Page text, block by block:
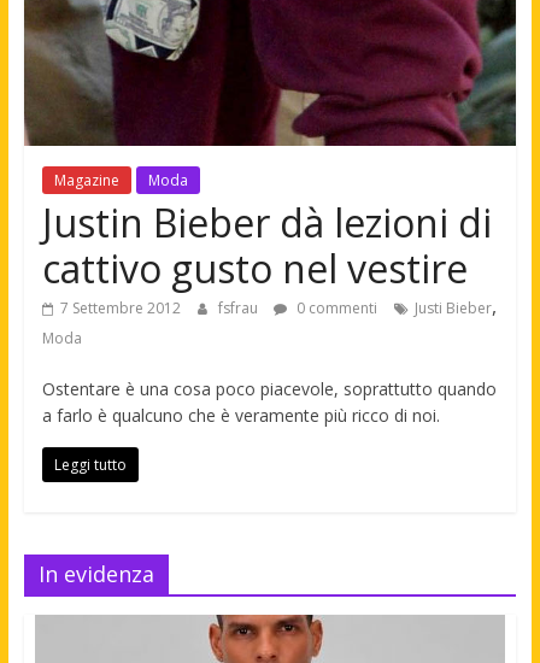
Magazine Moda
Justin Bieber dà lezioni di
cattivo gusto nel vestire
7 Settembre 2012 fsfrau 0 commenti Justi Bieber,
Moda
Ostentare è una cosa poco piacevole, soprattutto quando
a farlo è qualcuno che è veramente più ricco di noi.
Leggi tutto
In evidenza